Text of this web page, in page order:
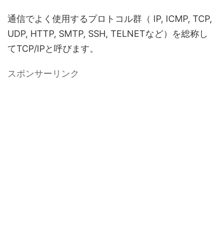
通信でよく使用するプロトコル群（ IP, ICMP, TCP,
UDP, HTTP, SMTP, SSH, TELNETなど）を総称し
てTCP/IPと呼びます。
スポンサーリンク